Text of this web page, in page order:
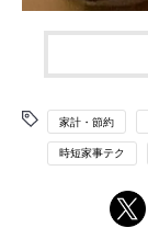
家計・節約
時短家事テク